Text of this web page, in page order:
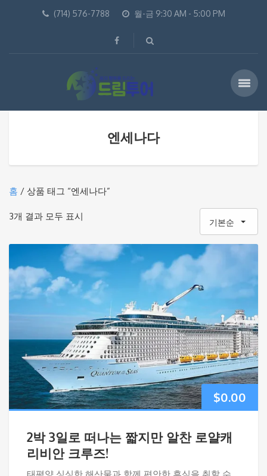
(714) 576-7788 월-금 9:30 AM - 5:00 PM
엔세나다
홈 / 상품 태그 “엔세나다”
3개 결과 모두 표시
기본순
$0.00
2박 3일로 떠나는 짧지만 알찬 로얄캐
리비안 크루즈!
태평양 싱싱한 해산물과 함께 편안한 휴식을 취할 수